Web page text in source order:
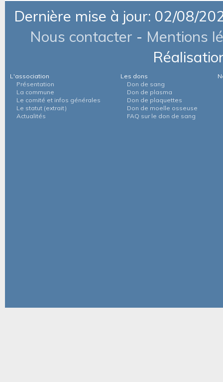
Dernière mise à jour: 02/08/
Nous contacter - Mentions
L'association
Présentation
La commune
Le comité et infos générales
Le statut (extrait)
Actualités
Les dons
Don de sang
Don de plasma
Don de plaquettes
Don de moelle osseuse
FAQ sur le don de sang